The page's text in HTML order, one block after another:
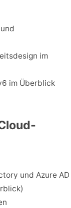
im
im Überblick
und Azure AD